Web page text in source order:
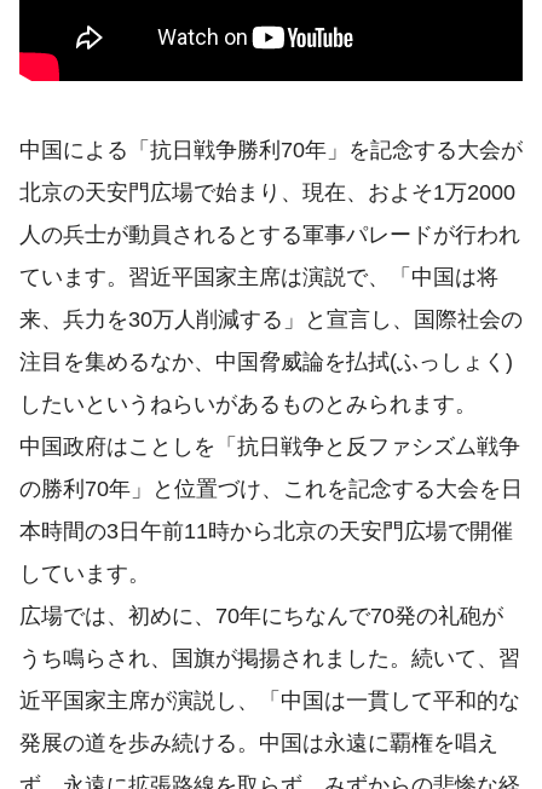
中国による「抗日戦争勝利70年」を記念する大会が
北京の天安門広場で始まり、現在、およそ1万2000
人の兵士が動員されるとする軍事パレードが行われ
ています。習近平国家主席は演説で、「中国は将
来、兵力を30万人削減する」と宣言し、国際社会の
注目を集めるなか、中国脅威論を払拭(ふっしょく)
したいというねらいがあるものとみられます。
中国政府はことしを「抗日戦争と反ファシズム戦争
の勝利70年」と位置づけ、これを記念する大会を日
本時間の3日午前11時から北京の天安門広場で開催
しています。
広場では、初めに、70年にちなんで70発の礼砲が
うち鳴らされ、国旗が掲揚されました。続いて、習
近平国家主席が演説し、「中国は一貫して平和的な
発展の道を歩み続ける。中国は永遠に覇権を唱え